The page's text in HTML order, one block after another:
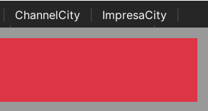
ChannelCity ImpresaCity
| Italian Channel Awards | Italian